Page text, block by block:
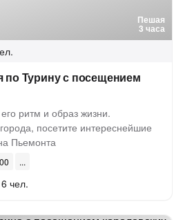
Пешая
3 часа
по Турину с посещением
ритм и образ жизни.
посетите интереснейшие
Пьемонта
чел.